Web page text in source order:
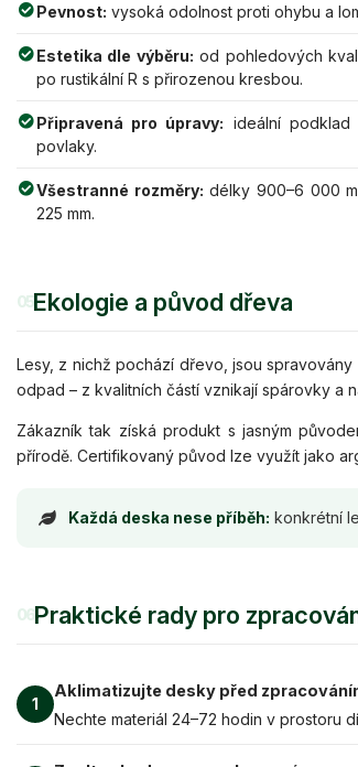
Pevnost: vysoká odolnost proti ohybu a
Estetika dle výběru: od pohledových
po rustikální R s přirozenou kresbou.
Připravená pro úpravy: ideální
povlaky.
Všestranné rozměry: délky 900–6 000
225 mm.
05Ekologie a původ dřeva
Lesy, z nichž pochází dřevo, jsou spravovány
odpad – z kvalitních částí vznikají spárovky a
Zákazník tak získá produkt s jasným
přírodě. Certifikovaný původ lze využít jako
Každá deska nese příběh: konkrétní
06Praktické rady pro
1
Aklimatizujte desky před
Nechte materiál 24–72 hodin v prostoru